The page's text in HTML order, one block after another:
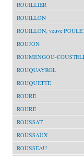
ROUILLIER
ROUILLON
ROUILLON, veuve
ROUJON
ROUMENGOU-
ROUQUAYROL
ROUQUETTE
ROURE
ROURE
ROUSSAT
ROUSSAUX
ROUSSEAU